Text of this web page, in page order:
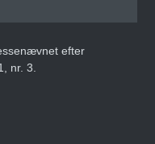
efter
nr. 3.